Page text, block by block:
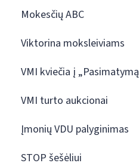
Mokesčių ABC
Viktorina moksleiviams
VMI kviečia į
VMI turto aukcionai
Įmonių VDU palyginimas
STOP šešėliui